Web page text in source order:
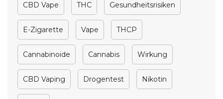
CBD Vape THC Gesundheitsrisiken
E-Zigarette Vape THCP
Cannabinoide Cannabis Wirkung
CBD Vaping Drogentest Nikotin